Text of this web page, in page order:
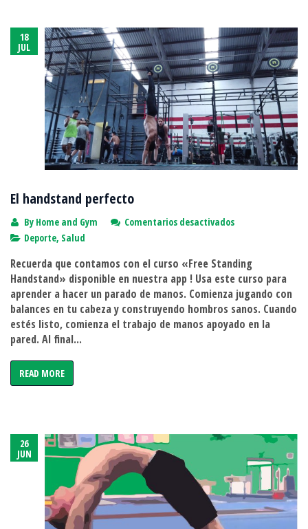
18
JUL
El handstand perfecto
By Home and Gym Comentarios desactivadosen
perfecto
Deporte, Salud
Recuerda que contamos con el curso «Free Standing
Handstand» disponible en nuestra app ! Usa este curso para
aprender a hacer un parado de manos. Comienza jugando con
balances en tu cabeza y construyendo hombros sanos. Cuando
estés listo, comienza el trabajo de manos apoyado en la
pared. Al final...
READ MORE
26
JUN